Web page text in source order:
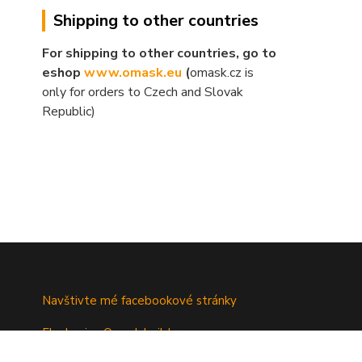
Shipping to other countries
For shipping to other countries, go to
eshop www.omask.eu (omask.cz is
only for orders to Czech and Slovak
Republic)
Navštivte mé facebookové stránky
Fb skupina Omask builders